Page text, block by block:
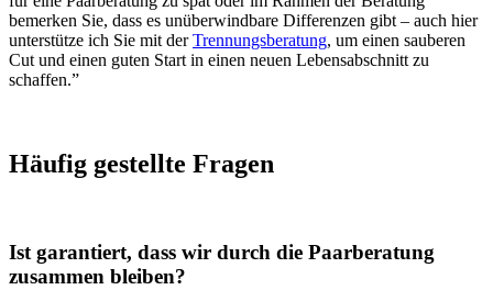
bemerken Sie, dass es unüberwindbare Differenzen gibt – auch hier
unterstütze ich Sie mit derTrennungsberatung, um einen sauberen
Cut und einen guten Start in einen neuen Lebensabschnitt zu
schaffen.”
Häufig gestellte Fragen
Ist garantiert, dass wir durch die Paarberatung
zusammen bleiben?